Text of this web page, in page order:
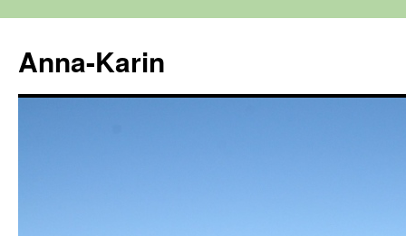
innehåll
Anna-Karin